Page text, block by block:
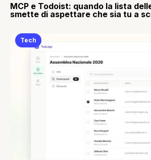
MCP e Todoist: quando la lista
smette di aspettare che sia tu a
Tech